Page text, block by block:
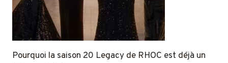
Pourquoi la saison 20 Legacy de RHOC est déjà un